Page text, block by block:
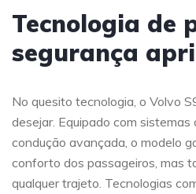
Tecnologia de
segurança
No quesito tecnologia, o Volvo
desejar. Equipado com sistemas
condução avançada, o modelo
conforto dos passageiros, mas
qualquer trajeto. Tecnologias